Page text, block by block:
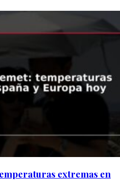
extremas en